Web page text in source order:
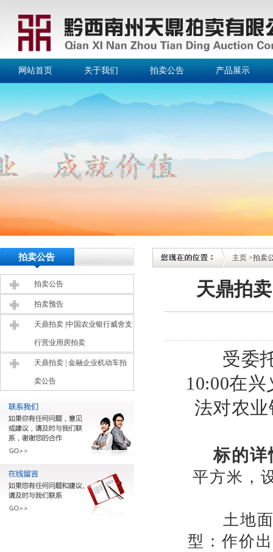
网站首页 关于我们 拍卖公告 产品展示
拍卖公告
拍卖公告
拍卖预告
天鼎拍卖 |中国农业银行威舍支
行营业用房拍卖
天鼎拍卖 | 金融企业机动车拍
卖公告
主页 >拍卖
天鼎拍
受委
10:00在兴
法对农
标的详
平方米，
土地面
型：作价